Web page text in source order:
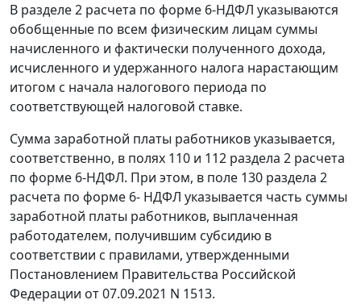
В разделе 2 расчета по форме 6-НДФЛ указываются
обобщенные по всем физическим лицам суммы
начисленного и фактически полученного дохода,
исчисленного и удержанного налога нарастающим
итогом с начала налогового периода по
соответствующей налоговой ставке.
Сумма заработной платы работников указывается,
соответственно, в полях 110 и 112 раздела 2 расчета
по форме 6-НДФЛ. При этом, в поле 130 раздела 2
расчета по форме 6- НДФЛ указывается часть суммы
заработной платы работников, выплаченная
работодателем, получившим субсидию в
соответствии с правилами, утвержденными
Постановлением Правительства Российской
Федерации от 07.09.2021 N 1513.